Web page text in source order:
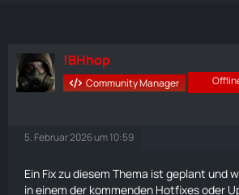
!BHhop
Community Manager
5. Februar 2026 um 10:59
Ein Fix zu diesem Thema ist geplant und
in einem der kommenden Hotfixes oder